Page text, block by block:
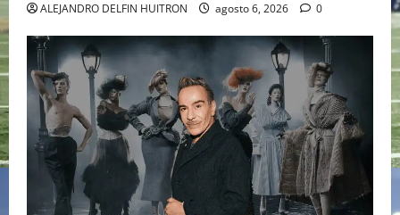
ALEJANDRO DELFIN HUITRON agosto 6, 2026 0